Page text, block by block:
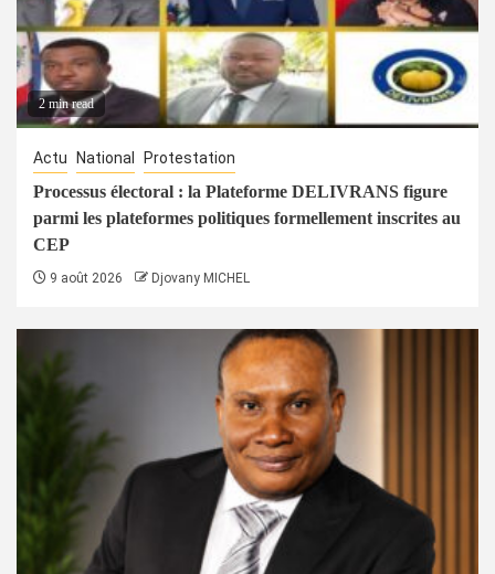
2 min read
Actu National Protestation
Processus électoral : la Plateforme DELIVRANS figure
parmi les plateformes politiques formellement inscrites au
CEP
9 août 2026 Djovany MICHEL